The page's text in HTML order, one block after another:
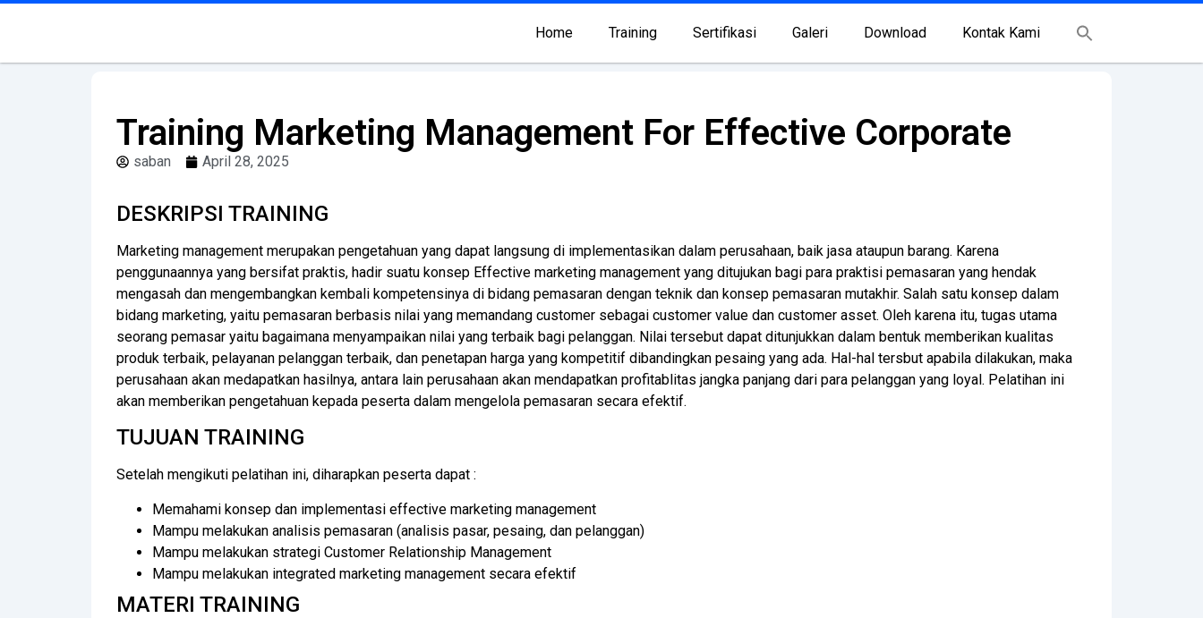
Home Training Sertifikasi Galeri Download Kontak Kami
Training Marketing Management For Effective Corporate
saban April 28, 2025
DESKRIPSI TRAINING
Marketing management merupakan pengetahuan yang dapat langsung di implementasikan dalam perusahaan, baik jasa ataupun barang. Karena
penggunaannya yang bersifat praktis, hadir suatu konsep Effective marketing management yang ditujukan bagi para praktisi pemasaran yang hendak
mengasah dan mengembangkan kembali kompetensinya di bidang pemasaran dengan teknik dan konsep pemasaran mutakhir. Salah satu konsep dalam
bidang marketing, yaitu pemasaran berbasis nilai yang memandang customer sebagai customer value dan customer asset. Oleh karena itu, tugas utama
seorang pemasar yaitu bagaimana menyampaikan nilai yang terbaik bagi pelanggan. Nilai tersebut dapat ditunjukkan dalam bentuk memberikan kualitas
produk terbaik, pelayanan pelanggan terbaik, dan penetapan harga yang kompetitif dibandingkan pesaing yang ada. Hal-hal tersbut apabila dilakukan, maka
perusahaan akan medapatkan hasilnya, antara lain perusahaan akan mendapatkan profitablitas jangka panjang dari para pelanggan yang loyal. Pelatihan ini
akan memberikan pengetahuan kepada peserta dalam mengelola pemasaran secara efektif.
TUJUAN TRAINING
Setelah mengikuti pelatihan ini, diharapkan peserta dapat :
Memahami konsep dan implementasi effective marketing management
Mampu melakukan analisis pemasaran (analisis pasar, pesaing, dan pelanggan)
Mampu melakukan strategi Customer Relationship Management
Mampu melakukan integrated marketing management secara efektif
MATERI TRAINING